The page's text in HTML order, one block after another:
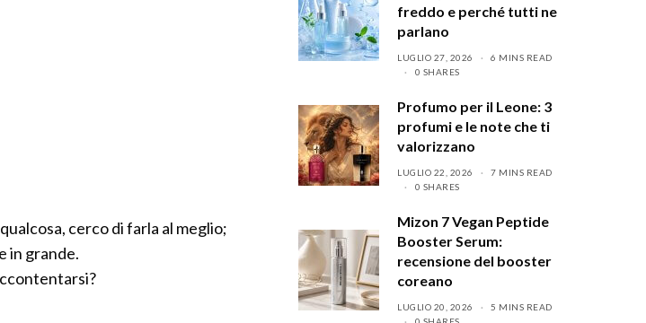
cerco di farla al meglio;
in grande.
freddo e perché tutti ne
parlano
LUGLIO 27, 2026
6 MINS READ
0 SHARES
Profumo per il Leone: 3
profumi e le note che ti
valorizzano
LUGLIO 22, 2026
7 MINS READ
0 SHARES
Mizon 7 Vegan Peptide
Booster Serum:
recensione del booster
coreano
LUGLIO 20, 2026
5 MINS READ